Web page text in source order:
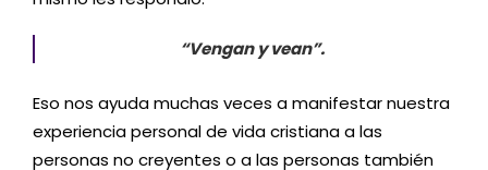
“Vengan y vean”.
Eso nos ayuda muchas veces a manifestar nuestra
experiencia personal de vida cristiana a las
personas no creyentes o a las personas también